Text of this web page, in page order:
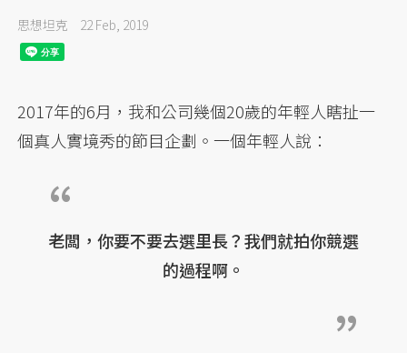
思想坦克 22 Feb, 2019
2017年的6月，我和公司幾個20歲的年輕人瞎扯一
個真人實境秀的節目企劃。一個年輕人說：
老闆，你要不要去選里長？我們就拍你競選
的過程啊。